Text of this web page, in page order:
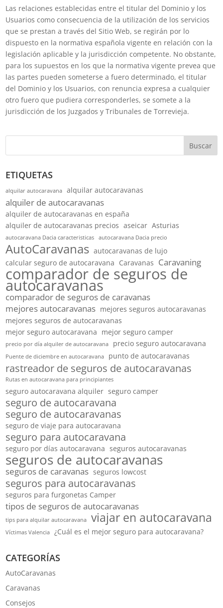
Las relaciones establecidas entre el titular del Dominio y los
Usuarios como consecuencia de la utilización de los servicios
que se prestan a través del Sitio Web, se regirán por lo
dispuesto en la normativa española vigente en relación con la
legislación aplicable y la jurisdicción competente. No obstante,
para los supuestos en los que la normativa vigente prevea que
las partes pueden someterse a fuero determinado, el titular
del Dominio y los Usuarios, con renuncia expresa a cualquier
otro fuero que pudiera corresponderles, se somete a la
jurisdicción de los Juzgados y Tribunales de Torrevieja.
Buscar
ETIQUETAS
alquilar autocaravana alquilar autocaravanas
alquiler de autocaravanas
alquiler de autocaravanas en españa
alquiler de autocaravanas precios aseicar Asturias
autocaravana Dacia caracteristicas autocaravana Dacia precio
AutoCaravanas autocaravanas de lujo
calcular seguro de autocaravana Caravanas Caravaning
comparador de seguros de
autocaravanas
comparador de seguros de caravanas
mejores autocaravanas mejores seguros autocaravanas
mejores seguros de autocaravanas
mejor seguro autocaravana mejor seguro camper
precio por día alquiler de autocaravana precio seguro autocaravana
Puente de diciembre en autocaravana punto de autocaravanas
rastreador de seguros de autocaravanas
Rutas en autocaravana para principiantes
seguro autocaravana alquiler seguro camper
seguro de autocaravana
seguro de autocaravanas
seguro de viaje para autocaravana
seguro para autocaravana
seguro por días autocaravana seguros autocaravanas
seguros de autocaravanas
seguros de caravanas seguros lowcost
seguros para autocaravanas
seguros para furgonetas Camper
tipos de seguros de autocaravanas
tips para alquilar autocaravana viajar en autocaravana
Víctimas Valencia ¿Cuál es el mejor seguro para autocaravana?
CATEGORÍAS
AutoCaravanas
Caravanas
Consejos